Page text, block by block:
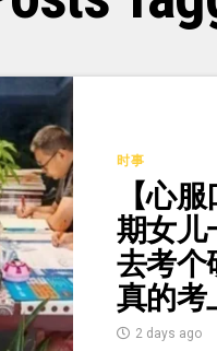
时事
【心
期女儿
去考个
真的考
2 days ago